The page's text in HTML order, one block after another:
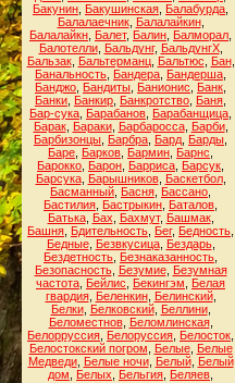
Бакунин Бакушинская Балабурда
Балалаечник, Балалайкин,
Балалайкн Балет, Балин Балморал
Балотелли, Бальдунг, БальдунгХ,
Бальзак, Бальтерманц, Бальтюс Бан,
Банальность Бандера Бандерша
Банджо Бандиты Банионис Банк
Банки Банкир Банкротство Баня
Бар-сука Барабанов Барабанщица
Барак, Бараки, Барбаросса, Барби,
Барбизонцы Барбра Бард Барды
Баре Барков Бармин Барнс
Барокко Барон Барриса Барсук
Барсука, Барышников, Баскетбол,
Басманный Басня Бассано
Бастилия Бастрыкин Баталов
Батька, Бах Бахмут, Башмак,
Башня Бдительность Бег, Бедность
Бедные, Безвкусица, Бездарь,
Бездетность Безнаказанность
Безопасность, Безумие, Безумная
частота Бейлис Бекингэм
Белая
гвардия, Беленкин, Белинский,
Белки, Белковский, Беллини,
Беломестнов, Беломлинская,
Белорруссия Белоруссия Белосток
Белостокский погром
Белые, Белые
Медведи, Белые ночи, Белый, Белый
дом
Белых Бельгия Беляев